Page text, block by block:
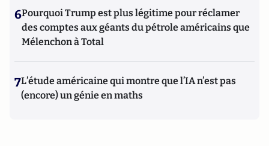
6Pourquoi Trump est plus légitime pour réclamer
des comptes aux géants du pétrole américains que
Mélenchon à Total
7L’étude américaine qui montre que l’IA n’est pas
(encore) un génie en maths